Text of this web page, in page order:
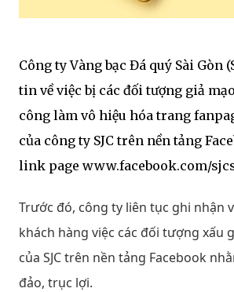
Công ty Vàng bạc Đá quý Sài Gòn
tin về việc bị các đối tượng giả
công làm vô hiệu hóa trang
của công ty SJC trên nền tảng
link page www.facebook.com/
Trước đó, công ty liên tục ghi nhận
khách hàng việc các đối tượng xấu
của SJC trên nền tảng Facebook
đảo, trục lợi.